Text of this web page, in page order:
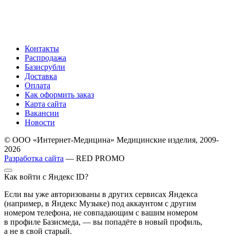
Контакты
Распродажа
Базисрубли
Доставка
Оплата
Как оформить заказ
Карта сайта
Вакансии
Новости
© ООО «Интернет-Медицина» Медицинские изделия, 2009-
2026
Разработка сайта — RED PROMO
Как войти с Яндекс ID?
Если вы уже авторизованы в других сервисах Яндекса
(например, в Яндекс Музыке) под аккаунтом с другим
номером телефона, не совпадающим с вашим номером
в профиле Базисмеда, — вы попадёте в новый профиль,
а не в свой старый.